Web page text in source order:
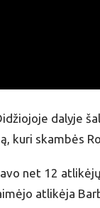
dalyje
kuri skambės
net 12
atlikėja